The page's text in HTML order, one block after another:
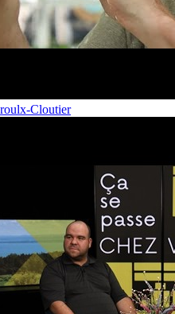
Cloutier